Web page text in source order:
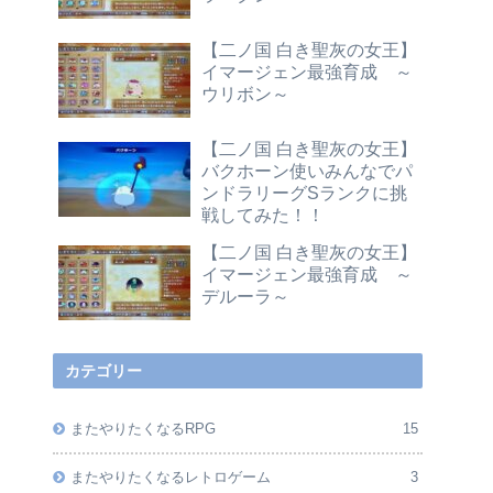
【二ノ国 白き聖灰の女王】
イマージェン最強育成 ～
ウリボン～
【二ノ国 白き聖灰の女王】
バクホーン使いみんなでパ
ンドラリーグSランクに挑
戦してみた！！
【二ノ国 白き聖灰の女王】
イマージェン最強育成 ～
デルーラ～
カテゴリー
またやりたくなるRPG 15
またやりたくなるレトロゲーム 3